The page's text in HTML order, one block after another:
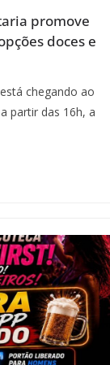
promove
doces e
chegando ao
partir das 16h, a